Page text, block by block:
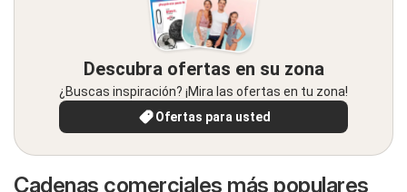
Descubra ofertas en su zona
¿Buscas inspiración? ¡Mira las ofertas en tu zona!
Ofertas para usted
Cadenas comerciales más populares